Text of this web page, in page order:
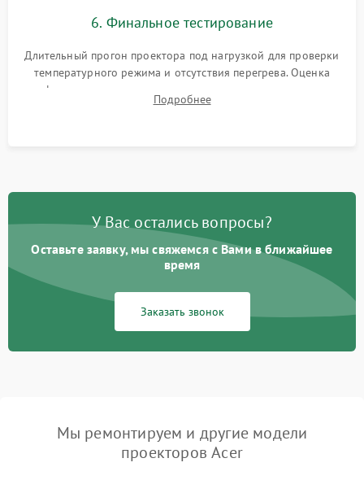
6. Финальное тестирование
Длительный прогон проектора под нагрузкой для проверки
температурного режима и отсутствия перегрева. Оценка
фокуса, контрастности и цветопередачи на тестовых
таблицах. Проверка работы всех видеовходов и кнопок
Подробнее
У Вас остались вопросы?
Оставьте заявку, мы свяжемся с Вами в ближайшее
время
Заказать звонок
Мы ремонтируем и другие модели
проекторов Acer